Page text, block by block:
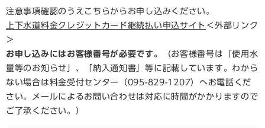
注意事項確認のうえこちらからお申し込みください。
上下水道料金クレジットカード継続払い申込サイト ＜外部リンク
＞
お申し込みにはお客様番号が必要です。
（お客様番号は「使用水
量等のお知らせ」、「納入通知書」等に記載しています。わから
ない場合は料金受付センター（095-829-1207）へお電話くだ
さい。メールによるお問い合わせは対応に時間がかかりますので
ご了承ください。）